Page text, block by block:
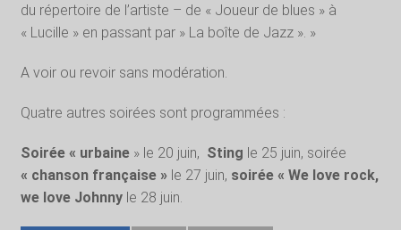
du répertoire de l’artiste – de « Joueur de blues » à
« Lucille » en passant par » La boîte de Jazz ». »
A voir ou revoir sans modération.
Quatre autres soirées sont programmées :
Soirée « urbaine » le 20 juin, Sting le 25 juin, soirée
« chanson française »le 27 juin, soirée « We love rock,
we love Johnnyle 28 juin.